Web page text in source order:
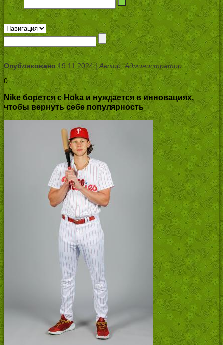
Опубликовано19.11.2024 | Автор: Администратор
0
Nike борется с Hoka и нуждается в инновациях,
чтобы вернуть себе популярность